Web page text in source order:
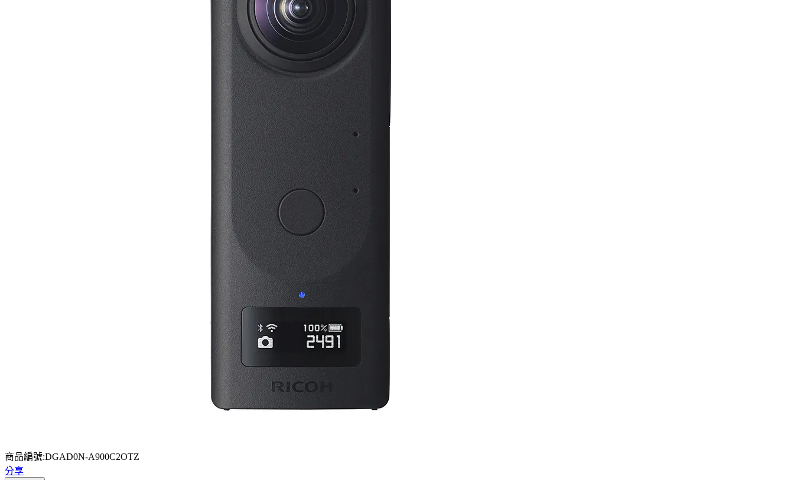
商品編號:DGAD0N-A900C2OTZ
分享